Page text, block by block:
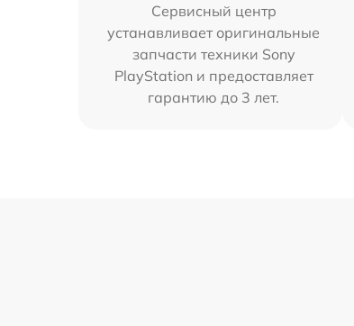
Сервисный центр
устанавливает оригинальные
запчасти техники Sony
PlayStation и предоставляет
гарантию до 3 лет.